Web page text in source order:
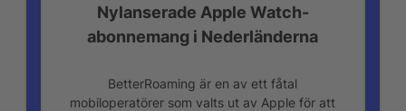
Nylanserade Apple Watch-
abonnemang i Nederländerna
BetterRoaming är en av ett fåtal
mobiloperatörer som valts ut av Apple för att